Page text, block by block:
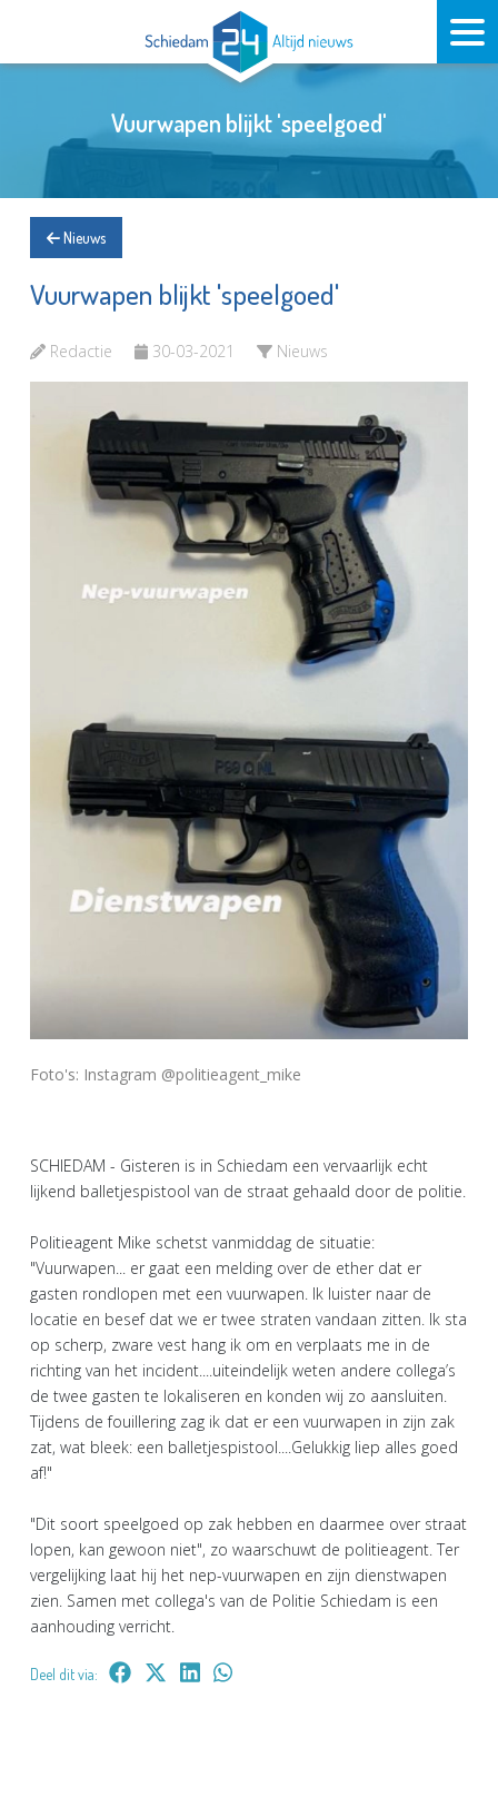
Vuurwapen blijkt 'speelgoed'
Nieuws
Vuurwapen blijkt 'speelgoed'
Redactie 30-03-2021 Nieuws
Foto's: Instagram @politieagent_mike
SCHIEDAM - Gisteren is in Schiedam een vervaarlijk echt
lijkend balletjespistool van de straat gehaald door de politie.
Politieagent Mike schetst vanmiddag de situatie:
"Vuurwapen... er gaat een melding over de ether dat er
gasten rondlopen met een vuurwapen. Ik luister naar de
locatie en besef dat we er twee straten vandaan zitten. Ik sta
op scherp, zware vest hang ik om en verplaats me in de
richting van het incident....uiteindelijk weten andere collega’s
de twee gasten te lokaliseren en konden wij zo aansluiten.
Tijdens de fouillering zag ik dat er een vuurwapen in zijn zak
zat, wat bleek: een balletjespistool....Gelukkig liep alles goed
af!"
"Dit soort speelgoed op zak hebben en daarmee over straat
lopen, kan gewoon niet", zo waarschuwt de politieagent. Ter
vergelijking laat hij het nep-vuurwapen en zijn dienstwapen
zien. Samen met collega's van de Politie Schiedam is een
aanhouding verricht.
Deel dit via: